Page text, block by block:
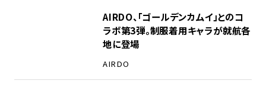
AIRDO、「ゴールデンカムイ」とのコ
ラボ第3弾。制服着用キャラが就航各
地に登場
AIRDO